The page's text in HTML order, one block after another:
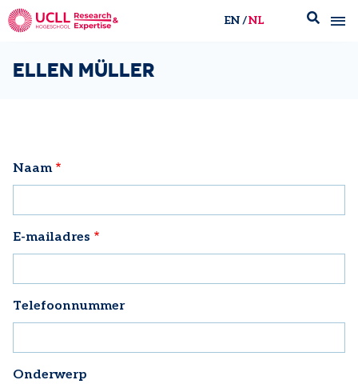
EN NL
ELLEN MÜLLER
Naam
E-mailadres
Telefoonnummer
Onderwerp